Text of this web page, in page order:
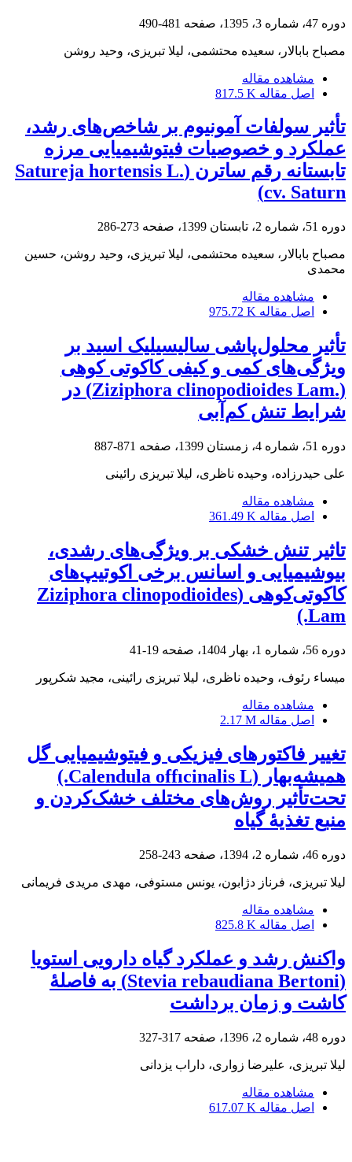
دوره 47، شماره 3، 1395، صفحه 481-490
مصباح بابالار، سعیده محتشمی، لیلا تبریزی، وحید روشن
مشاهده مقاله
اصل مقاله 817.5 K
تأثیر سولفات آمونیوم بر شاخص‌های رشد،
عملکرد و خصوصیات فیتوشیمیایی مرزه
تابستانه رقم ساترن (‏Satureja ‎hortensis L.
cv. Saturn‏)‏
دوره 51، شماره 2، تابستان 1399، صفحه 273-286
مصباح بابالار، سعیده محتشمی، لیلا تبریزی، وحید روشن، حسین
محمدی
مشاهده مقاله
اصل مقاله 975.72 K
تأثیر محلول‌پاشی سالیسیلیک اسید بر
ویژگی‌های کمی و کیفی کاکوتی کوهی
‏‏(‏Ziziphora clinopodioides Lam.‎‏) در
شرایط تنش کم‌آبی
دوره 51، شماره 4، زمستان 1399، صفحه 871-887
علی حیدرزاده، وحیده ناظری، لیلا تبریزی رائینی
مشاهده مقاله
اصل مقاله 361.49 K
تاثیر تنش خشکی بر ویژگی‌های رشدی،
بیوشیمیایی و اسانس برخی اکوتیپ‌های
کاکوتی‌کوهی (Ziziphora clinopodioides
Lam.)
دوره 56، شماره 1، بهار 1404، صفحه 19-41
میساء رئوف، وحیده ناظری، لیلا تبریزی رائینی، مجید شکرپور
مشاهده مقاله
اصل مقاله 2.17 M
تغییر فاکتورهای فیزیکی و فیتوشیمیایی گل
همیشه‌بهار (Calendula offıcinalis L.)
تحت‌تأثیر روش‌های مختلف خشک‌کردن و
منبع تغذیۀ گیاه
دوره 46، شماره 2، 1394، صفحه 243-258
لیلا تبریزی، فرناز دژابون، یونس مستوفی، مهدی مریدی فریمانی
مشاهده مقاله
اصل مقاله 825.8 K
واکنش رشد و عملکرد گیاه دارویی استویا
(Stevia rebaudiana Bertoni) به فاصلۀ
کاشت و زمان برداشت
دوره 48، شماره 2، 1396، صفحه 317-327
لیلا تبریزی، علیرضا زواری، داراب یزدانی
مشاهده مقاله
اصل مقاله 617.07 K